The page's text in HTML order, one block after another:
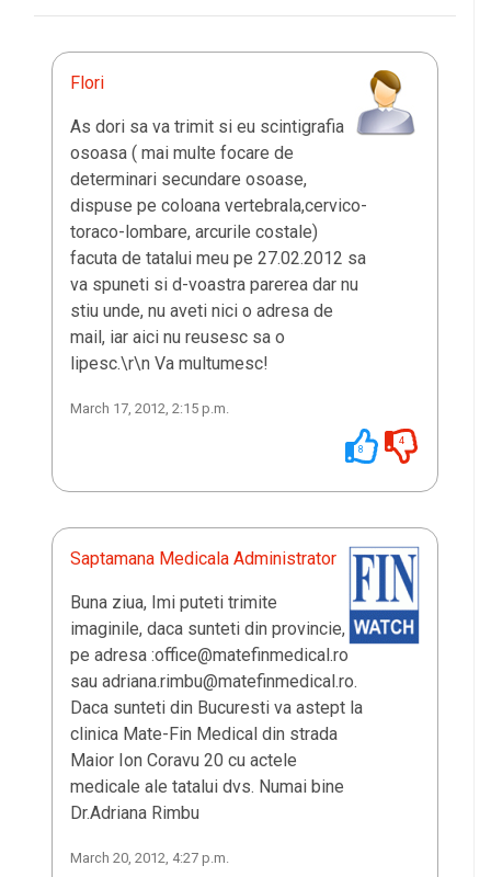
Flori
As dori sa va trimit si eu scintigrafia
osoasa ( mai multe focare de
determinari secundare osoase,
dispuse pe coloana vertebrala,cervico-
toraco-lombare, arcurile costale)
facuta de tatalui meu pe 27.02.2012 sa
va spuneti si d-voastra parerea dar nu
stiu unde, nu aveti nici o adresa de
mail, iar aici nu reusesc sa o
lipesc.\r\n Va multumesc!
March 17, 2012, 2:15 p.m.
8
4
Saptamana Medicala Administrator
Buna ziua, Imi puteti trimite
imaginile, daca sunteti din provincie,
pe adresa :office@matefinmedical.ro
sau adriana.rimbu@matefinmedical.ro.
Daca sunteti din Bucuresti va astept la
clinica Mate-Fin Medical din strada
Maior Ion Coravu 20 cu actele
medicale ale tatalui dvs. Numai bine
Dr.Adriana Rimbu
March 20, 2012, 4:27 p.m.